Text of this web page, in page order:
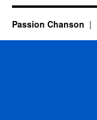
Passion Chanson